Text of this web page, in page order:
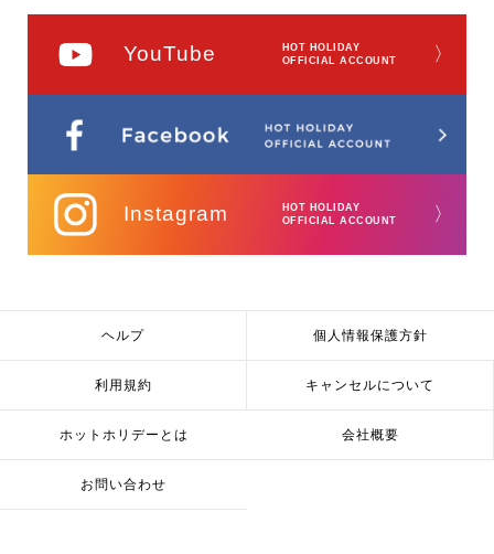
YouTube
HOT HOLIDAY
OFFICIAL ACCOUNT
〉
Instagram
HOT HOLIDAY
OFFICIAL ACCOUNT
〉
ヘルプ 個人情報保護方針
利用規約 キャンセルについて
ホットホリデーとは 会社概要
お問い合わせ